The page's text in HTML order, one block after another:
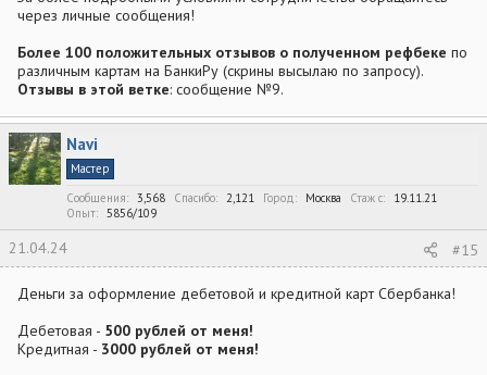
через личные сообщения!
Более 100 положительных отзывов о полученном рефбеке по
различным картам на БанкиРу (скрины высылаю по запросу).
Отзывы в этой ветке: сообщение №9.
Navi
Мастер
Сообщения
3,568 Спасибо 2,121 Город Москва Стаж c
19.11.21
Опыт
5856/109
21.04.24 #15
Деньги за оформление дебетовой и кредитной карт Сбербанка!
Дебетовая - 500 рублей от меня!
Кредитная - 3000 рублей от меня!